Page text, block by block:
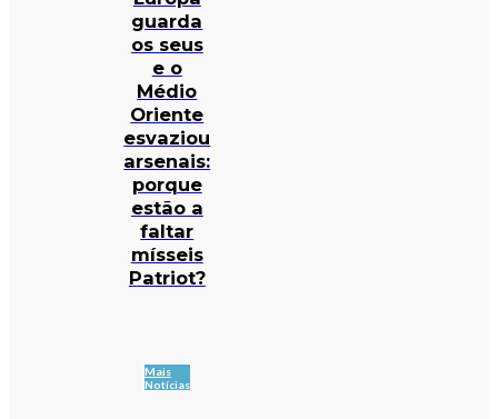
guarda
os seus
e o
Médio
Oriente
esvaziou
arsenais:
porque
estão a
faltar
mísseis
Patriot?
Mais
Notícias